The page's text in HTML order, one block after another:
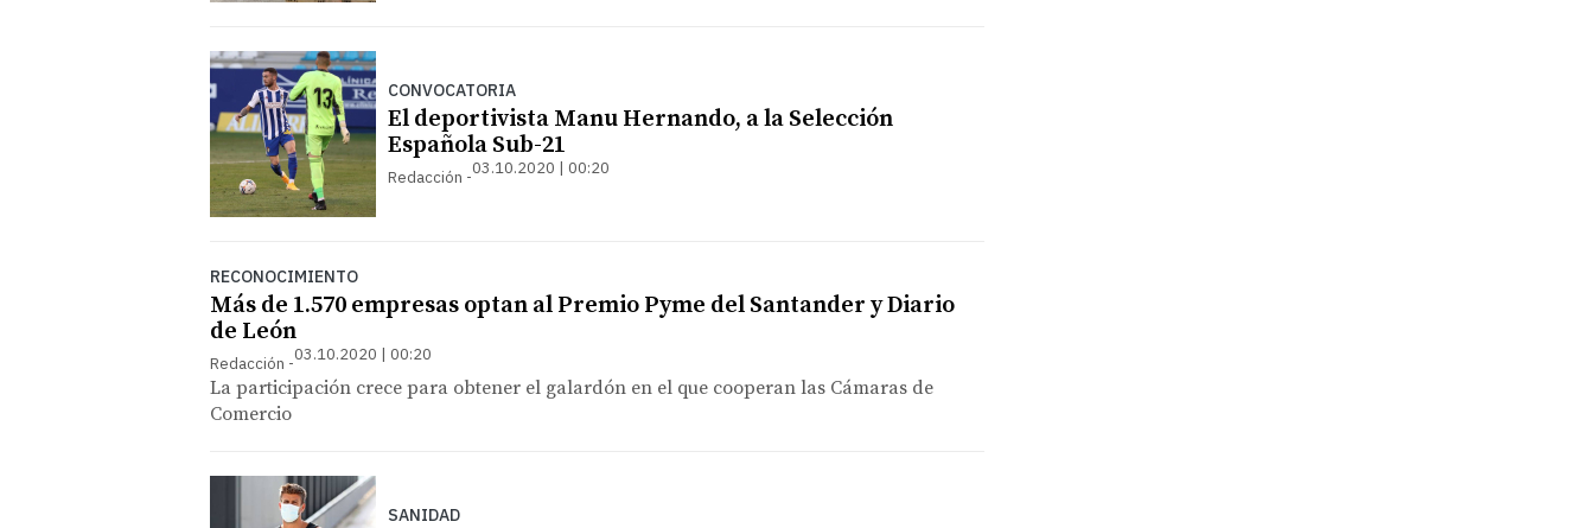
CONVOCATORIA
El deportivista Manu Hernando, a la Selección
Española Sub-21
Redacción 03.10.2020 | 00:20
RECONOCIMIENTO
Más de 1.570 empresas optan al Premio Pyme del Santander y Diario
de León
Redacción 03.10.2020 | 00:20
La participación crece para obtener el galardón en el que cooperan las Cámaras de
Comercio
SANIDAD